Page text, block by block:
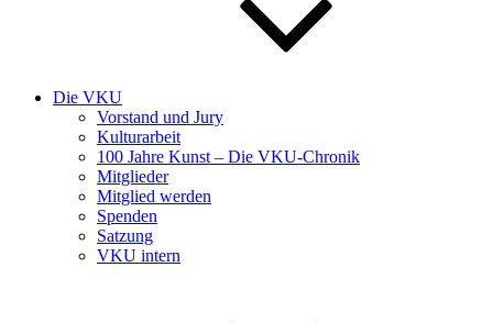
Die VKU
Vorstand und Jury
Kulturarbeit
100 Jahre Kunst – Die VKU-Chronik
Mitglieder
Mitglied werden
Spenden
Satzung
VKU intern